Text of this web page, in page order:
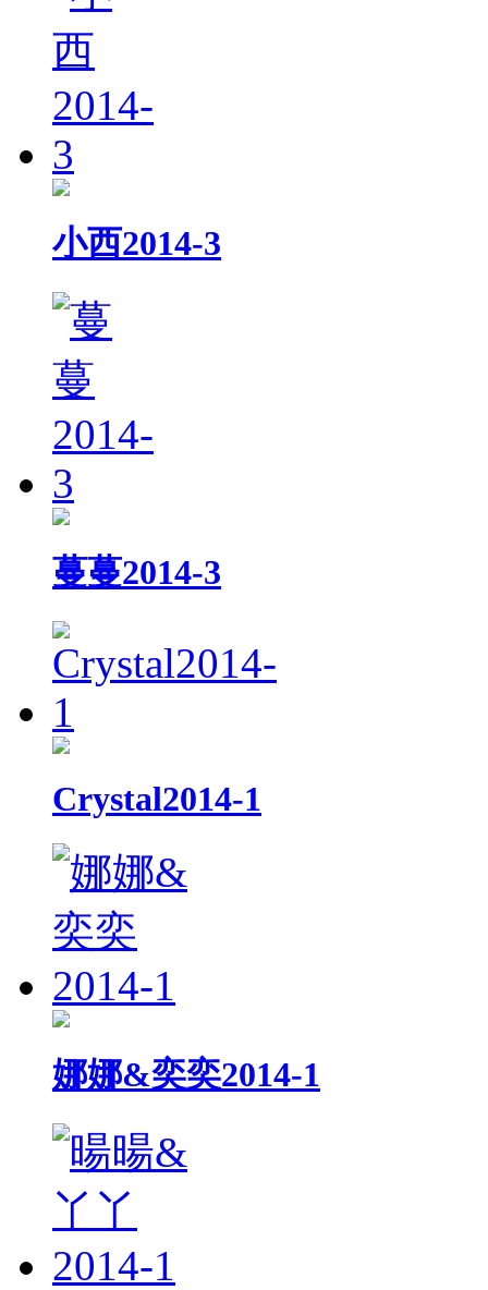
小西2014-3
蔓蔓2014-3
Crystal2014-1
娜娜&奕奕2014-1